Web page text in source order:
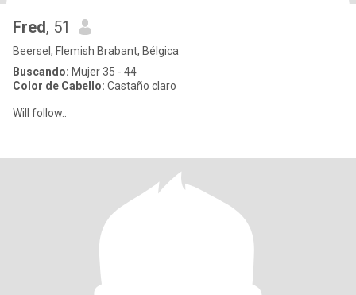
Fred, 51
Beersel, Flemish Brabant, Bélgica
Buscando: Mujer 35 - 44
Color de Cabello: Castaño claro
Will follow..